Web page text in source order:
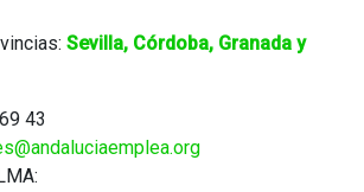
Sevilla, Córdoba, Granada y
43​